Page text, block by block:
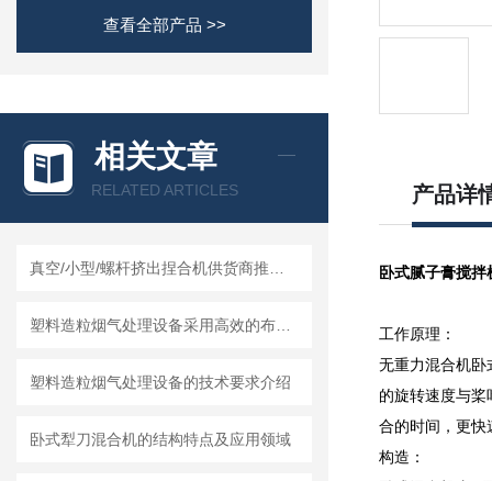
查看全部产品 >>
相关文章
RELATED ARTICLES
塑料造粒烟气处理设备的技术要求介绍
卧式犁刀混合机的结构特点及应用领域
产品详
卧式腻子膏搅拌
工作原理：
无重力混合机卧
的旋转速度与
合的时间，更快
构造：